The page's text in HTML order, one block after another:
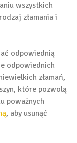
wszystkich
złamania i
odpowiednią
odpowiednich
złamań,
które pozwolą
poważnych
, aby usunąć